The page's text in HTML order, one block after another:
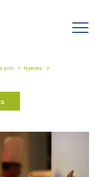
pro
Hyeres